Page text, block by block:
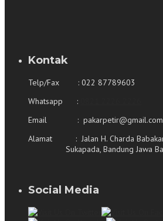
Kontak
Telp/Fax : 022 87789603
Whatsapp :
Email : pakarpetir@gmail.com
Alamat : Jalan H. Charda
Sukapada, Bandung Jawa
Social Media